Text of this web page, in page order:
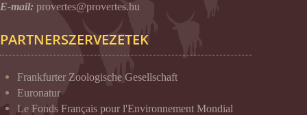
E-mail: provertes@provertes.hu
PARTNERSZERVEZETEK
Frankfurter Zoologische Gesellschaft
Euronatur
Le Fonds Français pour l'Environnement Mondial